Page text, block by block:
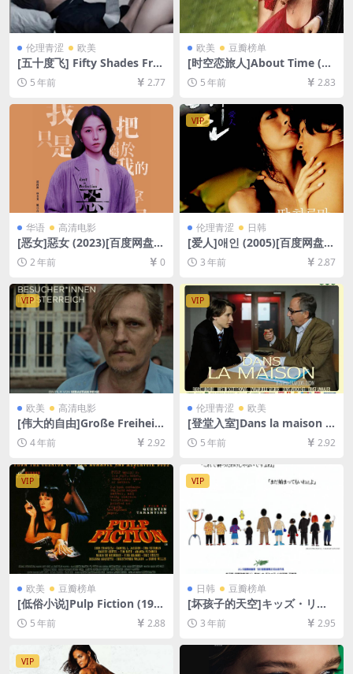
伦理青涩 欧美
[五十度飞] Fifty Shades Free
d (2018)110分钟(未分级版)
[百度网盘+迅雷云盘+夸克网
英字幕]【视频文件+防和谐压
缩包（含解压密码）】
5 年前 2.77
欧美 豆瓣榜单
[时空恋旅人]About Time (20
13)[百度网盘+迅雷云盘资源1
080P超清未删减][MP4/8.0G
5 年前 2.83
华语 高清电影
[恶女]惡女 (2023)[百度网盘
+夸克网盘1080P超清未删减
资源][网盘在线播放/下载][MP
4/7GB][中文字幕]
2 年前 0
VIP
伦理青涩 日韩
[爱人]애인 (2005)[百度网盘
+迅雷云盘资源1080P超清未
删减][MP4/5.6GB][韩语中字]
3 年前 2.87
VIP
欧美 高清电影
[伟大的自由]Große Freiheit
(2021)[百度网盘+迅雷云盘资
源1080P超清未删减][MP4/7.
2GB][中文字幕]
4 年前 2.92
VIP
伦理青涩 欧美
[登堂入室]Dans la maison (2
012)[百度网盘+迅雷云盘资源
1080P超清未删减][MP4/6.6G
B][中法字幕]
5 年前 2.92
VIP
欧美 豆瓣榜单
[低俗小说]Pulp Fiction (199
4)[百度网盘+迅雷云盘资源10
80P超清未删减][MP4/10GB]
5 年前 2.88
VIP
日韩 豆瓣榜单
[坏孩子的天空]キッズ・リタ
ーン (1996)[百度网盘+夸克网
盘1080P超清未删减资源][网
B][中文字幕]
3 年前 2.95
VIP